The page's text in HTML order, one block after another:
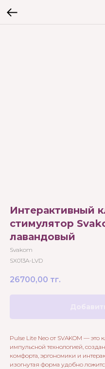
Интерактивный
стимулятор
лавандовый
Svakom
SX013A-LVD
26700,00 тг.
Pulse Lite Neo от SVAKOM — это
импульсной технологией,
комфорта, эргономики и
изогнутая форма удобно